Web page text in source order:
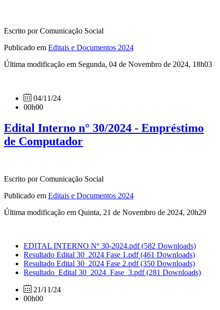
Escrito por Comunicação Social
Publicado em Editais e Documentos 2024
Última modificação em Segunda, 04 de Novembro de 2024, 18h03
04/11/24
00h00
Edital Interno n° 30/2024 - Empréstimo
de Computador
Escrito por Comunicação Social
Publicado em Editais e Documentos 2024
Última modificação em Quinta, 21 de Novembro de 2024, 20h29
EDITAL INTERNO Nº 30-2024.pdf(582 Downloads)
Resultado Edital 30_2024 Fase 1.pdf(461 Downloads)
Resultado Edital 30_2024 Fase 2.pdf(350 Downloads)
Resultado_Edital 30_2024_Fase_3.pdf(281 Downloads)
21/11/24
00h00